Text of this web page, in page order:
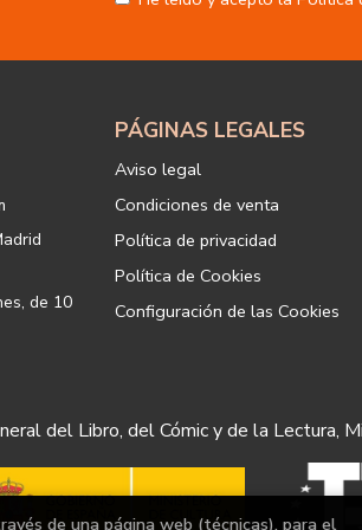
nuestros servicios y productos a
actividad principal de la web,
Legitimación: está basada en el
Criterios de conservación de los
suprimirán con medidas de
los datos.
Destinatarios: no se cederán a
Derechos que asisten al Usuario:
a) Derecho a retirar el
protección de datos https://
Puede ejercer estos derechos
postal, ambos con la fotocopia
Responsable del tratamiento:
de 10
PÁGINAS LEGALES
Aviso legal
Condiciones de venta
Política de privacidad
Política de Cookies
Configuración de las Cookies
del Libro, del Cómic y de la Lectura,
de una página web (técnicas), para el